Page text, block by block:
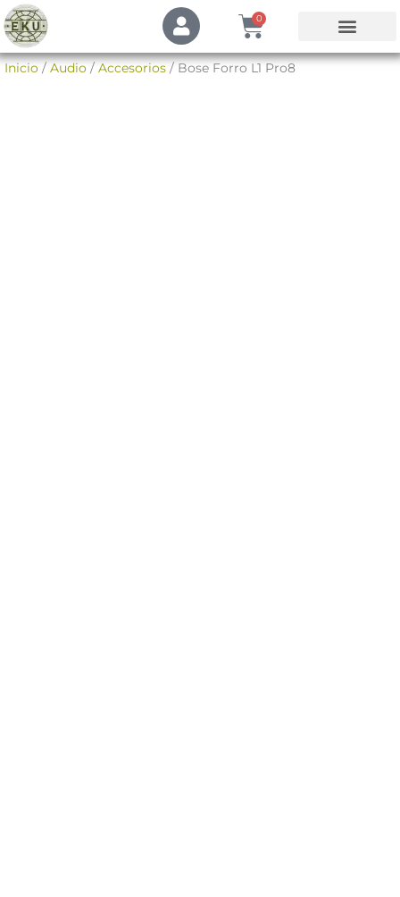
al
contenido
U
s
e
r
0
Cart
Inicio / Audio / Accesorios / Bose Forro L1 Pro8